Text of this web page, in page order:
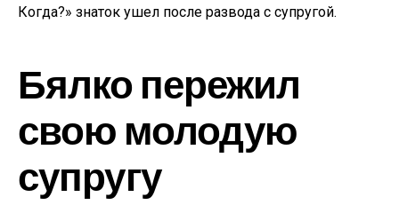
Когда?» знаток ушел после развода с супругой.
Бялко пережил
свою молодую
супругу